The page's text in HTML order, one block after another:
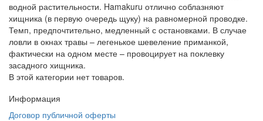
водной растительности. Hamakuru отлично соблазняют
хищника (в первую очередь щуку) на равномерной проводке.
Темп, предпочтительно, медленный с остановками. В случае
ловли в окнах травы – легенькое шевеление приманкой,
фактически на одном месте – провоцирует на поклевку
засадного хищника.
В этой категории нет товаров.
Информация
Договор публичной оферты